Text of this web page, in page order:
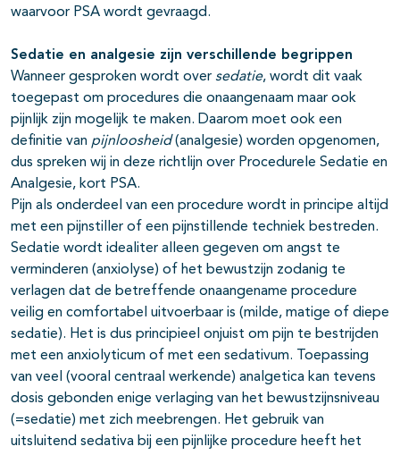
waarvoor PSA wordt gevraagd.
Sedatie en analgesie zijn verschillende begrippen
Wanneer gesproken wordt over sedatie, wordt dit vaak
toegepast om procedures die onaangenaam maar ook
pijnlijk zijn mogelijk te maken. Daarom moet ook een
definitie van pijnloosheid(analgesie) worden opgenomen,
dus spreken wij in deze richtlijn over Procedurele Sedatie en
Analgesie, kort PSA.
Pijn als onderdeel van een procedure wordt in principe altijd
met een pijnstiller of een pijnstillende techniek bestreden.
Sedatie wordt idealiter alleen gegeven om angst te
verminderen (anxiolyse) of het bewustzijn zodanig te
verlagen dat de betreffende onaangename procedure
veilig en comfortabel uitvoerbaar is (milde, matige of diepe
sedatie). Het is dus principieel onjuist om pijn te bestrijden
met een anxiolyticum of met een sedativum. Toepassing
van veel (vooral centraal werkende) analgetica kan tevens
dosis gebonden enige verlaging van het bewustzijnsniveau
(=sedatie) met zich meebrengen. Het gebruik van
uitsluitend sedativa bij een pijnlijke procedure heeft het